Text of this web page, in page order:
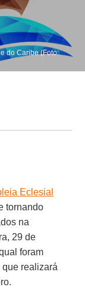
do Caribe (Foto:
Eclesial
tornando
na
29 de
foram
realizará